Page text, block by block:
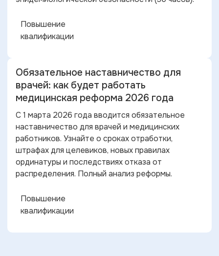
Повышение
квалификации
Обязательное наставничество для
врачей: как будет работать
медицинская реформа 2026 года
С 1 марта 2026 года вводится обязательное
наставничество для врачей и медицинских
работников. Узнайте о сроках отработки,
штрафах для целевиков, новых правилах
ординатуры и последствиях отказа от
распределения. Полный анализ реформы.
Повышение
квалификации